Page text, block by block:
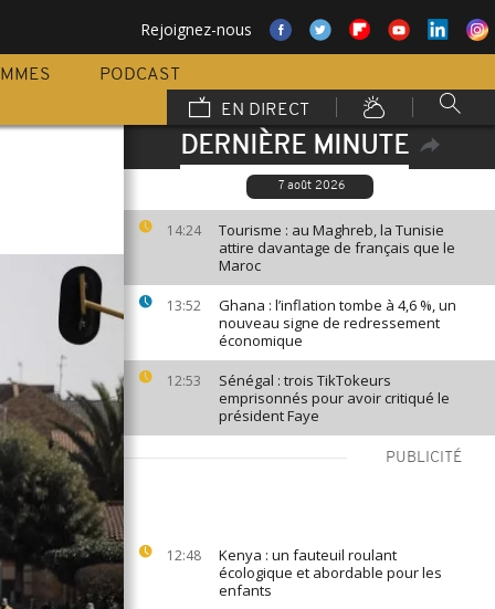
Rejoignez-nous
PODCAST
EN DIRECT
DERNIÈRE MINUTE
7 août 2026
14:24
Tourisme : au Maghreb, la Tunisie
attire davantage de français que le
Maroc
13:52
Ghana : l’inflation tombe à 4,6 %, un
nouveau signe de redressement
économique
12:53
Sénégal : trois TikTokeurs
emprisonnés pour avoir critiqué le
président Faye
PUBLICITÉ
12:48
Kenya : un fauteuil roulant
écologique et abordable pour les
enfants